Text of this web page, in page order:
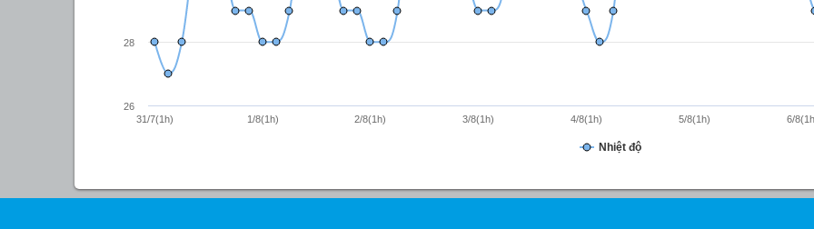
Nhiệt độ
31/7(1h) 1/8(1h) 2/8(1h) 3/8(1h) 4/8(1h) 5/8(1h) 6/
26
28